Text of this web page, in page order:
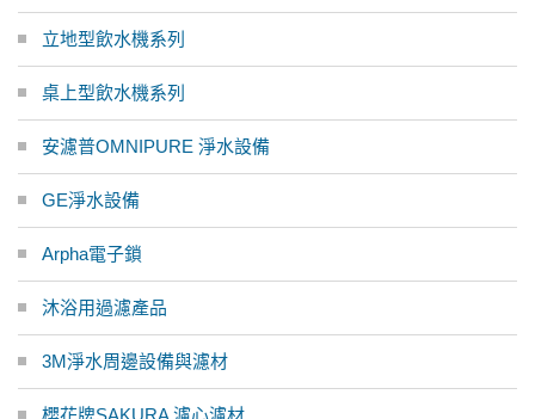
立地型飲水機系列
桌上型飲水機系列
安濾普OMNIPURE 淨水設備
GE淨水設備
Arpha電子鎖
沐浴用過濾產品
3M淨水周邊設備與濾材